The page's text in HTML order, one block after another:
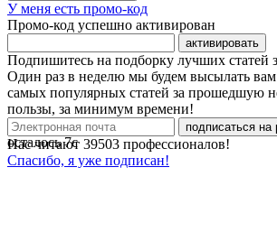
У меня есть промо-код
Промо-код успешно активирован
активировать
Подпишитесь на подборку лучших статей
Один раз в неделю мы будем высылать
самых популярных статей за прошедшую
пользы, за минимум времени!
подписаться на
Нас читают 39503 профессионалов!
Спасибо, я уже подписан!
осталось7с